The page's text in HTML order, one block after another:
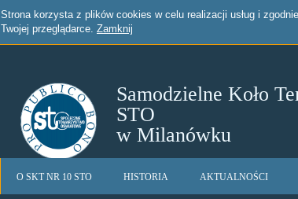
Strona korzysta z plików cookies w celu realizacji usług i
Twojej przeglądarce. Zamknij
Samodzielne Koło
STO
w Milanówku
O SKT NR 10 STO HISTORIA AKTUALNOŚCI